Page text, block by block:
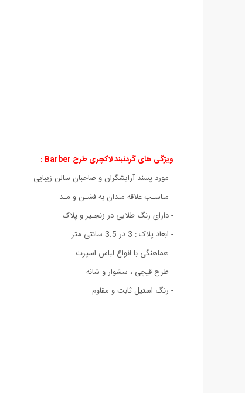
ویژگی های گردنبند لاکچری طرح Barber :
- مورد پسند آرایشگران و صاحبان سالن زیبایی
- مناسـب علاقه مندان به فشـن و مـد
- دارای رنگ طلایی در زنجـیر و پلاک
- ابعاد پلاک : 3 در 3.5 سانتی متر
- هماهنگی با انواع لباس اسپرت
- طرح قیچی ، سشوار و شانه
- رنگ استیل ثابت و مقاوم